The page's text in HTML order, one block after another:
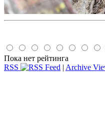
Пока нет рейтинга
RSS
| Archive